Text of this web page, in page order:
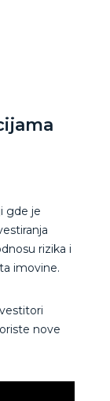
gde je
rizika i
imovine.
nove